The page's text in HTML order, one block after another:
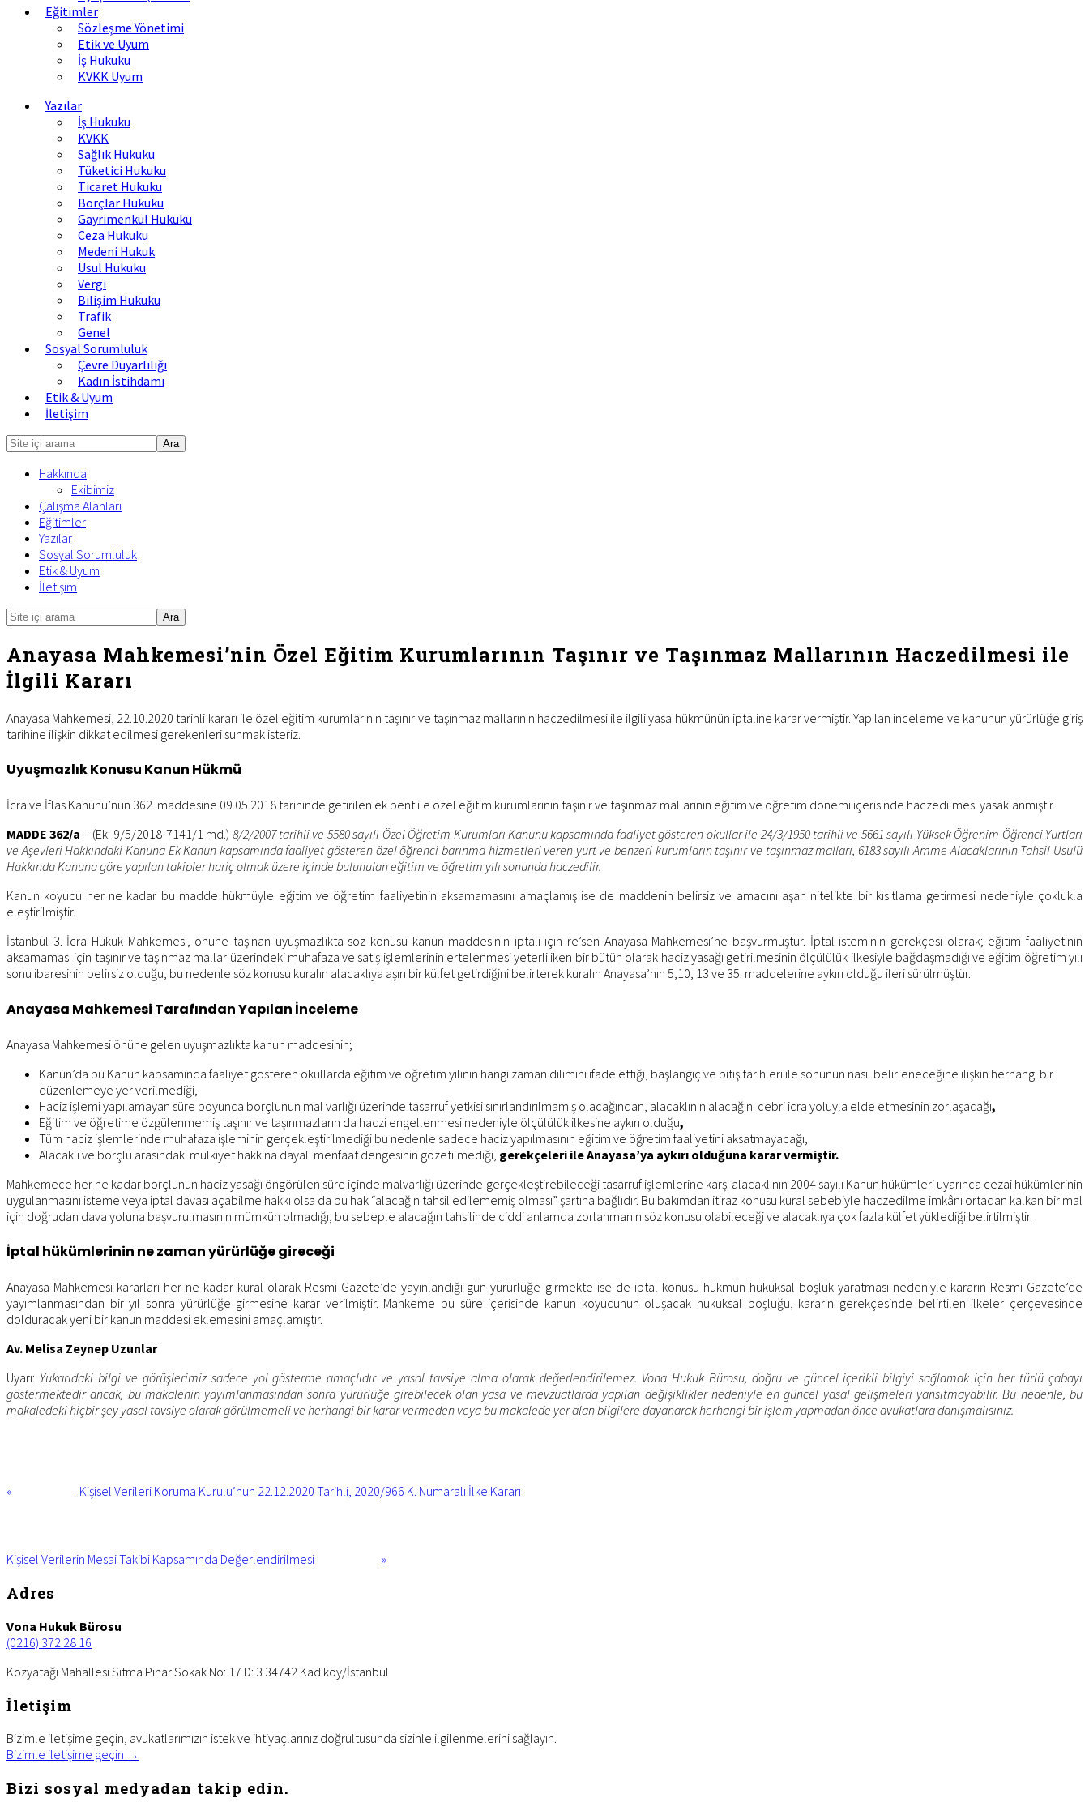
Eğitimler
Sözleşme Yönetimi
Etik ve Uyum
İş Hukuku
KVKK Uyum
Yazılar
İş Hukuku
KVKK
Sağlık Hukuku
Tüketici Hukuku
Ticaret Hukuku
Borçlar Hukuku
Gayrimenkul Hukuku
Ceza Hukuku
Medeni Hukuk
Usul Hukuku
Vergi
Bilişim Hukuku
Trafik
Genel
Sosyal Sorumluluk
Çevre Duyarlılığı
Kadın İstihdamı
Etik & Uyum
İletişim
Site
arama Hakkında
Ekibimiz
Çalışma Alanları
Eğitimler
Yazılar
Sosyal Sorumluluk
Etik & Uyum
İletişim
Mobile
Menu
Site
arama
Anayasa Mahkemesi’nin Özel Eğitim Kurumlarının Taşınır ve Taşınmaz Mallarının Haczedilmesi ile
İlgili Kararı
Anayasa Mahkemesi, 22.10.2020 tarihli kararı ile özel eğitim kurumlarının taşınır ve taşınmaz mallarının haczedilmesi ile ilgili yasa hükmünün iptaline karar vermiştir. Yapılan inceleme ve kanunun yürürlüğe giriş
tarihine ilişkin dikkat edilmesi gerekenleri sunmak isteriz.
Uyuşmazlık Konusu Kanun Hükmü
İcra ve İflas Kanunu’nun 362. maddesine 09.05.2018 tarihinde getirilen ek bent ile özel eğitim kurumlarının taşınır ve taşınmaz mallarının eğitim ve öğretim dönemi içerisinde haczedilmesi yasaklanmıştır.
MADDE 362/a – (Ek: 9/5/2018-7141/1 md.) 8/2/2007 tarihli ve 5580 sayılı Özel Öğretim Kurumları Kanunu kapsamında faaliyet gösteren okullar ile 24/3/1950 tarihli ve 5661 sayılı Yüksek Öğrenim Öğrenci Yurtları
ve Aşevleri Hakkındaki Kanuna Ek Kanun kapsamında faaliyet gösteren özel öğrenci barınma hizmetleri veren yurt ve benzeri kurumların taşınır ve taşınmaz malları, 6183 sayılı Amme Alacaklarının Tahsil Usulü
Hakkında Kanuna göre yapılan takipler hariç olmak üzere içinde bulunulan eğitim ve öğretim yılı sonunda haczedilir.
Kanun koyucu her ne kadar bu madde hükmüyle eğitim ve öğretim faaliyetinin aksamamasını amaçlamış ise de maddenin belirsiz ve amacını aşan nitelikte bir kısıtlama getirmesi nedeniyle çoklukla
eleştirilmiştir.
İstanbul 3. İcra Hukuk Mahkemesi, önüne taşınan uyuşmazlıkta söz konusu kanun maddesinin iptali için re’sen Anayasa Mahkemesi’ne başvurmuştur. İptal isteminin gerekçesi olarak; eğitim faaliyetinin
aksamaması için taşınır ve taşınmaz mallar üzerindeki muhafaza ve satış işlemlerinin ertelenmesi yeterli iken bir bütün olarak haciz yasağı getirilmesinin ölçülülük ilkesiyle bağdaşmadığı ve eğitim öğretim yılı
sonu ibaresinin belirsiz olduğu, bu nedenle söz konusu kuralın alacaklıya aşırı bir külfet getirdiğini belirterek kuralın Anayasa’nın 5,10, 13 ve 35. maddelerine aykırı olduğu ileri sürülmüştür.
Anayasa Mahkemesi Tarafından Yapılan İnceleme
Anayasa Mahkemesi önüne gelen uyuşmazlıkta kanun maddesinin;
Kanun’da bu Kanun kapsamında faaliyet gösteren okullarda eğitim ve öğretim yılının hangi zaman dilimini ifade ettiği, başlangıç ve bitiş tarihleri ile sonunun nasıl belirleneceğine ilişkin herhangi bir
düzenlemeye yer verilmediği,
Haciz işlemi yapılamayan süre boyunca borçlunun mal varlığı üzerinde tasarruf yetkisi sınırlandırılmamış olacağından, alacaklının alacağını cebri icra yoluyla elde etmesinin zorlaşacağı,
Eğitim ve öğretime özgülenmemiş taşınır ve taşınmazların da haczi engellenmesi nedeniyle ölçülülük ilkesine aykırı olduğu,
Tüm haciz işlemlerinde muhafaza işleminin gerçekleştirilmediği bu nedenle sadece haciz yapılmasının eğitim ve öğretim faaliyetini aksatmayacağı,
Alacaklı ve borçlu arasındaki mülkiyet hakkına dayalı menfaat dengesinin gözetilmediği, gerekçeleri ile Anayasa’ya aykırı olduğuna karar vermiştir.
Mahkemece her ne kadar borçlunun haciz yasağı öngörülen süre içinde malvarlığı üzerinde gerçekleştirebileceği tasarruf işlemlerine karşı alacaklının 2004 sayılı Kanun hükümleri uyarınca cezai hükümlerinin
uygulanmasını isteme veya iptal davası açabilme hakkı olsa da bu hak “alacağın tahsil edilememiş olması” şartına bağlıdır. Bu bakımdan itiraz konusu kural sebebiyle haczedilme imkânı ortadan kalkan bir mal
için doğrudan dava yoluna başvurulmasının mümkün olmadığı, bu sebeple alacağın tahsilinde ciddi anlamda zorlanmanın söz konusu olabileceği ve alacaklıya çok fazla külfet yüklediği belirtilmiştir.
İptal hükümlerinin ne zaman yürürlüğe gireceği
Anayasa Mahkemesi kararları her ne kadar kural olarak Resmi Gazete’de yayınlandığı gün yürürlüğe girmekte ise de iptal konusu hükmün hukuksal boşluk yaratması nedeniyle kararın Resmi Gazete’de
yayımlanmasından bir yıl sonra yürürlüğe girmesine karar verilmiştir. Mahkeme bu süre içerisinde kanun koyucunun oluşacak hukuksal boşluğu, kararın gerekçesinde belirtilen ilkeler çerçevesinde
dolduracak yeni bir kanun maddesi eklemesini amaçlamıştır.
Av. Melisa Zeynep Uzunlar
Uyarı: Yukarıdaki bilgi ve görüşlerimiz sadece yol gösterme amaçlıdır ve yasal tavsiye alma olarak değerlendirilemez. Vona Hukuk Bürosu, doğru ve güncel içerikli bilgiyi sağlamak için her türlü çabayı
göstermektedir ancak, bu makalenin yayımlanmasından sonra yürürlüğe girebilecek olan yasa ve mevzuatlarda yapılan değişiklikler nedeniyle en güncel yasal gelişmeleri yansıtmayabilir. Bu nedenle, bu
makaledeki hiçbir şey yasal tavsiye olarak görülmemeli ve herhangi bir karar vermeden veya bu makalede yer alan bilgilere dayanarak herhangi bir işlem yapmadan önce avukatlara danışmalısınız.
«
Kişisel Verileri Koruma Kurulu’nun 22.12.2020 Tarihli, 2020/966 K. Numaralı İlke Kararı
Kişisel Verilerin Mesai Takibi Kapsamında Değerlendirilmesi »
Footer
Adres
Vona Hukuk Bürosu
(0216) 372 28 16
Kozyatağı Mahallesi Sıtma Pınar Sokak No: 17 D: 3 34742 Kadıköy/İstanbul
İletişim
Bizimle iletişime geçin, avukatlarımızın istek ve ihtiyaçlarınız doğrultusunda sizinle ilgilenmelerini sağlayın.
Bizimle iletişime geçin →
Bizi sosyal medyadan takip edin.